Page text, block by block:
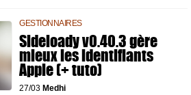
GESTIONNAIRES
Sideloady v0.40.3 gère
mieux les identifiants
Apple (+ tuto)
27/03 Medhi